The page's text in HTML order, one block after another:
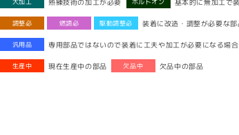
大加工 ボルトオン
調整必 燃調必 駆動調整必 装着に改造・調整が必要な
汎用品 専用部品ではないので装着に工夫や加工が必要になる場
生産中 現在生産中の部品 欠品中 欠品中の部品